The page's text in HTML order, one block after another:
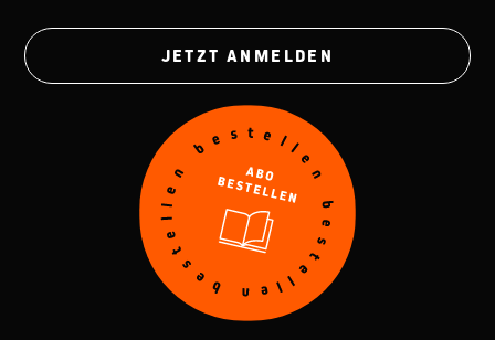
JETZT ANMELDEN